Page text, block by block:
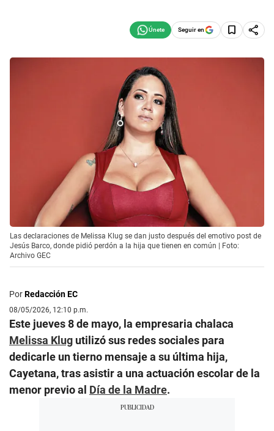
Seguir en
Las declaraciones de Melissa Klug se dan justo después del emotivo post de
Jesús Barco, donde pidió perdón a la hija que tienen en común | Foto:
Archivo GEC
PorRedacción EC
08/05/2026, 12:10 p.m.
Este jueves 8 de mayo, la empresaria chalaca
Melissa Klug utilizó sus redes sociales para
dedicarle un tierno mensaje a su última hija,
Cayetana, tras asistir a una actuación escolar de la
menor previo al Día de la Madre.